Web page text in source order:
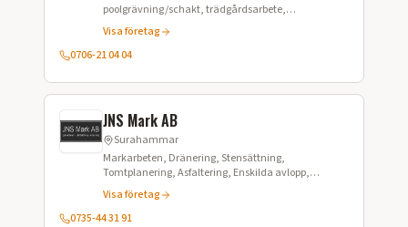
poolgrävning/schakt, trädgårdsarbete,
markarbeten, schaktning mm.
Visa företag
0706-21 04 04
JNS Mark AB
Surahammar
Markarbeten, Dränering, Stensättning,
Tomtplanering, Asfaltering, Enskilda avlopp,
Husgrunder, Betongplatta, Schaktning,
Maskinarbeten
Visa företag
0735-44 31 91